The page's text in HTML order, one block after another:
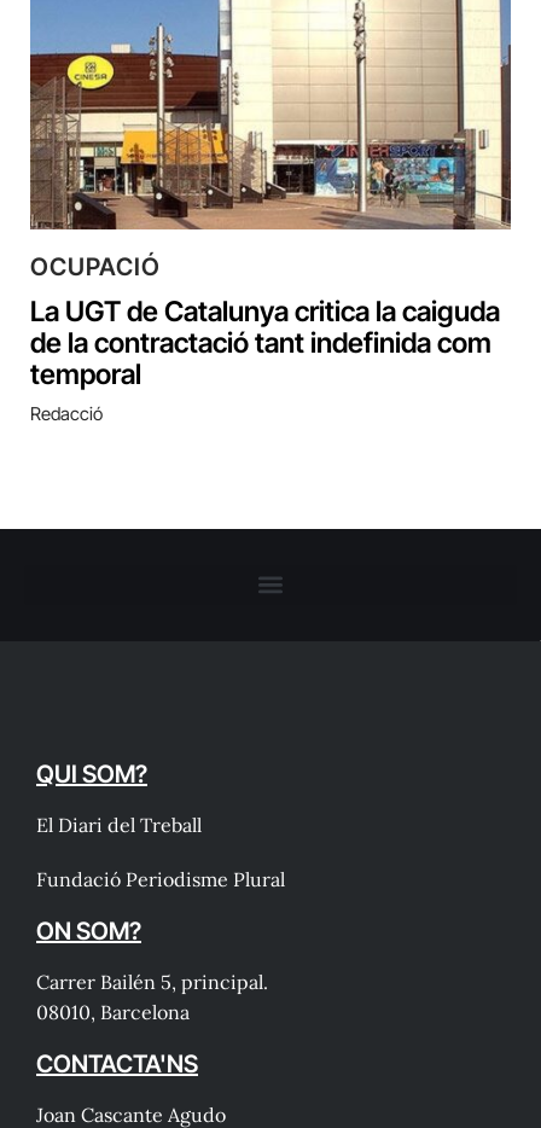
OCUPACIÓ
La UGT de Catalunya critica la caiguda
de la contractació tant indefinida com
temporal
Redacció
QUI SOM?
El Diari del Treball
Fundació Periodisme Plural
ON SOM?
Carrer Bailén 5, principal.
08010, Barcelona
CONTACTA'NS
Joan Cascante Agudo